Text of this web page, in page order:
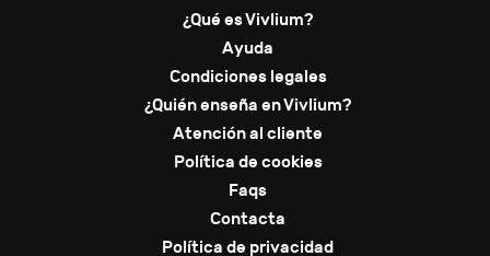
¿Qué es Vivlium?
Ayuda
Condiciones legales
¿Quién enseña en Vivlium?
Atención al cliente
Política de cookies
Faqs
Contacta
Política de privacidad